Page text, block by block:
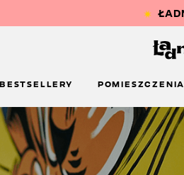
BESTSELLERY POMIESZCZENIA